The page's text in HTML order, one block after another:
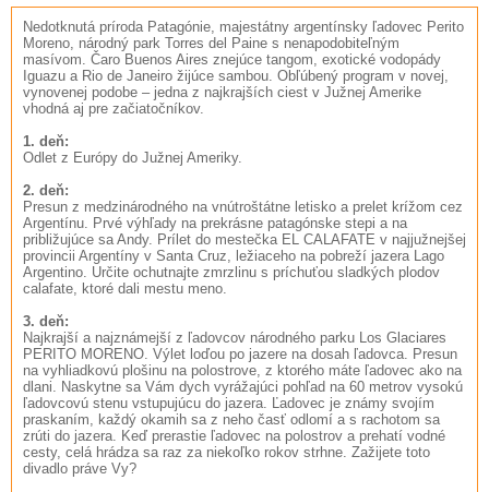
Nedotknutá príroda Patagónie, majestátny argentínsky ľadovec Perito
Moreno, národný park Torres del Paine s nenapodobiteľným
masívom. Čaro Buenos Aires znejúce tangom, exotické vodopády
Iguazu a Rio de Janeiro žijúce sambou. Obľúbený program v novej,
vynovenej podobe – jedna z najkrajších ciest v Južnej Amerike
vhodná aj pre začiatočníkov.
1. deň:
Odlet z Európy do Južnej Ameriky.
2. deň:
Presun z medzinárodného na vnútroštátne letisko a prelet krížom cez
Argentínu. Prvé výhľady na prekrásne patagónske stepi a na
približujúce sa Andy. Prílet do mestečka EL CALAFATE v najjužnejšej
provincii Argentíny v Santa Cruz, ležiaceho na pobreží jazera Lago
Argentino. Určite ochutnajte zmrzlinu s príchuťou sladkých plodov
calafate, ktoré dali mestu meno.
3. deň:
Najkrajší a najznámejší z ľadovcov národného parku Los Glaciares
PERITO MORENO. Výlet loďou po jazere na dosah ľadovca. Presun
na vyhliadkovú plošinu na polostrove, z ktorého máte ľadovec ako na
dlani. Naskytne sa Vám dych vyrážajúci pohľad na 60 metrov vysokú
ľadovcovú stenu vstupujúcu do jazera. Ľadovec je známy svojím
praskaním, každý okamih sa z neho časť odlomí a s rachotom sa
zrúti do jazera. Keď prerastie ľadovec na polostrov a prehatí vodné
cesty, celá hrádza sa raz za niekoľko rokov strhne. Zažijete toto
divadlo práve Vy?